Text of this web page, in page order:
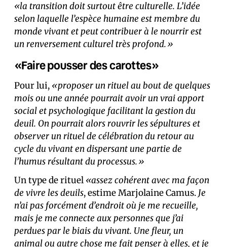
«la transition doit surtout être culturelle. L’idée
selon laquelle l’espèce humaine est membre du
monde vivant et peut contribuer à le nourrir est
un renversement culturel très profond.»
«Faire pousser des carottes»
Pour lui, «proposer un rituel au bout de quelques
mois ou une année pourrait avoir un vrai apport
social et psychologique facilitant la gestion du
deuil. On pourrait alors rouvrir les sépultures et
observer un rituel de célébration du retour au
cycle du vivant en dispersant une partie de
l’humus résultant du processus.»
Un type de rituel «assez cohérent avec ma façon
de vivre les deuils, estime Marjolaine Camus. Je
n’ai pas forcément d’endroit où je me recueille,
mais je me connecte aux personnes que j’ai
perdues par le biais du vivant. Une fleur, un
animal ou autre chose me fait penser à elles, et je